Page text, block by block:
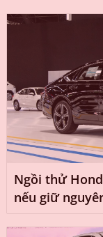
Ngồi thử
nếu giữ